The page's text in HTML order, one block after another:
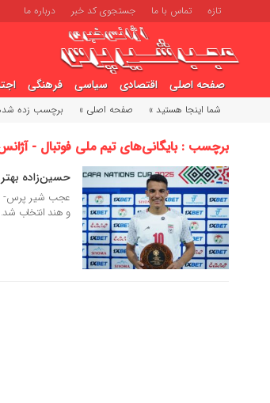
تازه تماس با ما جستجوی کد خبر درباره ما
صفحه اصلی اقتصادی سیاسی فرهنگی
شما اینجا هستید » صفحه اصلی » برچسب زده شده
برچسب : بایگانی‌های تیم ملی فوتبال -
10 شهریور 1404 حسین‌زاده
عجب شیر پرس-
و هند انتخاب شد.